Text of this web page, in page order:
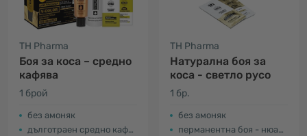
TH Pharma
Боя за коса – средно
кафява
1 брой
без амоняк
дълготраен средно кафяв цвят – нюанс № 4
TH Pharma
Натурална боя за
коса - светло русо
1 бр.
без амоняк
перманентна боя - нюанс 8